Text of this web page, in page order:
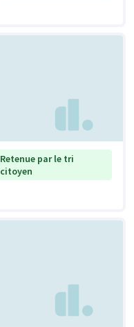
Retenue par le tri
citoyen